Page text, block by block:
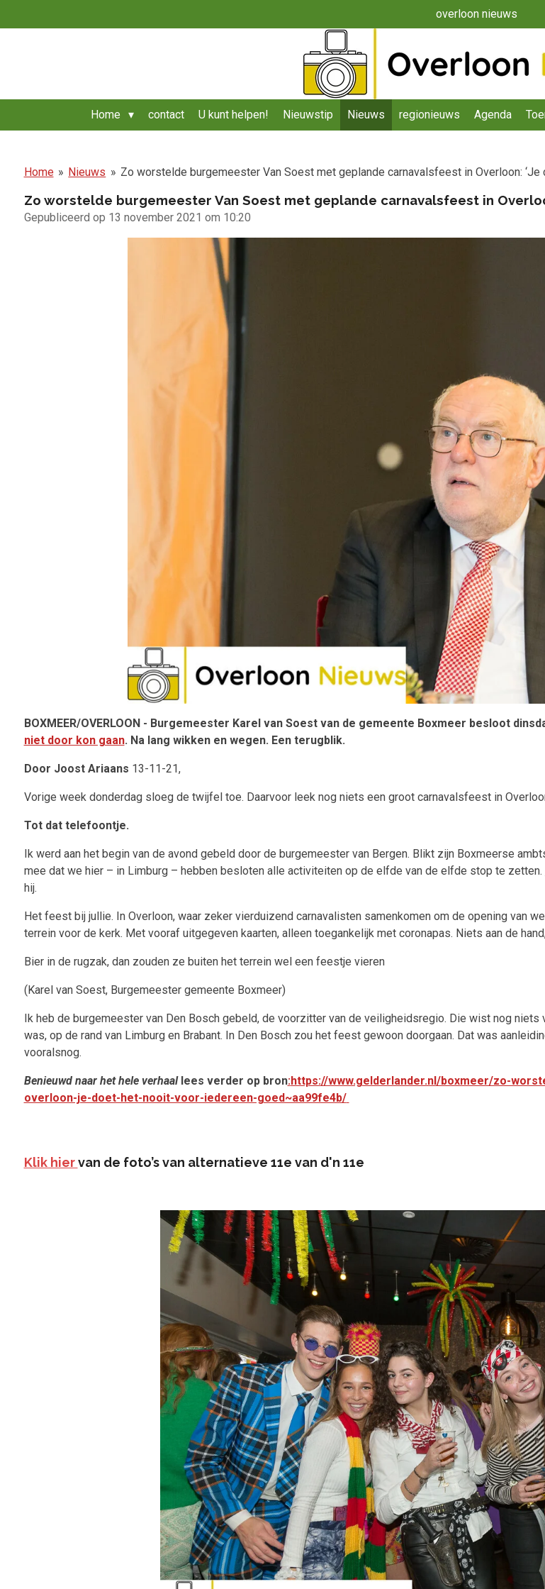
direct
overloon nieuws
Home contact U kunt helpen! Nieuwstip Nieuws regionieuws Agenda
Home » Nieuws » Zo worstelde burgemeester Van Soest met geplande carnavalsfeest in Overloon:
Zo worstelde burgemeester Van Soest met geplande carnavalsfeest in
Gepubliceerd op 13 november 2021 om 10:20
BOXMEER/OVERLOON - Burgemeester Karel van Soest van de gemeente Boxmeer besloot
niet door kon gaan. Na lang wikken en wegen. Een terugblik.
Door Joost Ariaans 13-11-21,
Vorige week donderdag sloeg de twijfel toe. Daarvoor leek nog niets een groot carnavalsfeest in
Tot dat telefoontje.
Ik werd aan het begin van de avond gebeld door de burgemeester van Bergen. Blikt zijn Boxmeerse
mee dat we hier – in Limburg – hebben besloten alle activiteiten op de elfde van de elfde stop te
hij.
Het feest bij jullie. In Overloon, waar zeker vierduizend carnavalisten samenkomen om de opening van
terrein voor de kerk. Met vooraf uitgegeven kaarten, alleen toegankelijk met coronapas. Niets aan de
Bier in de rugzak, dan zouden ze buiten het terrein wel een feestje vieren
(Karel van Soest, Burgemeester gemeente Boxmeer)
Ik heb de burgemeester van Den Bosch gebeld, de voorzitter van de veiligheidsregio. Die wist nog
was, op de rand van Limburg en Brabant. In Den Bosch zou het feest gewoon doorgaan. Dat was
vooralsnog.
Benieuwd naar het hele verhaal lees verder op bron:https://www.gelderlander.nl/boxmeer/zo-
overloon-je-doet-het-nooit-voor-iedereen-goed~aa99fe4b/
Klik hiervan de foto’s van alternatieve 11e van d'n 11e